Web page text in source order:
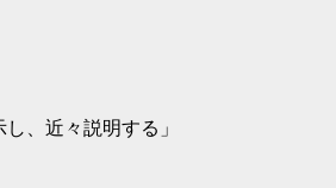
、近々説明する」